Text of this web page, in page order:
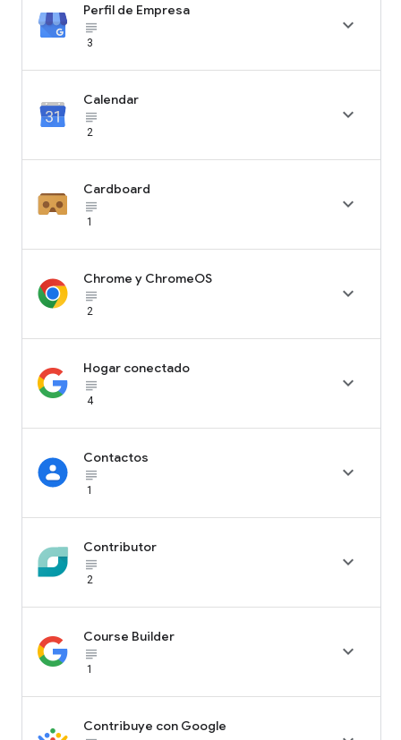
Perfil de Empresa
subject_black
3

Calendar
subject_black
2

Cardboard
subject_black
1

Chrome y ChromeOS
subject_black
2

Hogar conectado
subject_black
4

Contactos
subject_black
1

Contributor
subject_black
2

Course Builder
subject_black
1

Contribuye con Google